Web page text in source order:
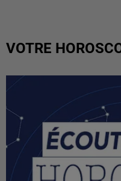
VOTRE